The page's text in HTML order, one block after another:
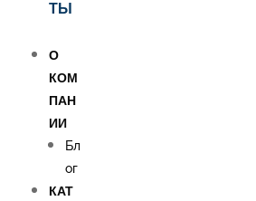
ТЫ
О
КОМ
ПАН
ИИ
Бл
ог
КАТ